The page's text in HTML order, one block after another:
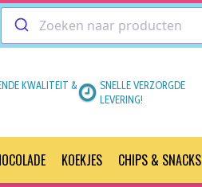
KWALITEIT &
SNELLE VERZORGDE
LEVERING!
KOEKJES CHIPS & SNACKS